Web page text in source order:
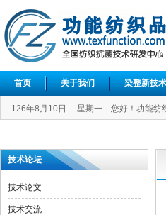
首页 关于我们 染整新技术
126年8月10日 星期一 您好！功能纺
技术论坛
技术论文
技术交流